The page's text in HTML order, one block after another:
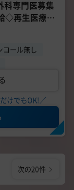
科専門医募集
◇再生医療で
コール無し
けでもOK!／
次の20件